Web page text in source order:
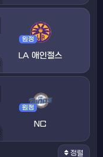
원정
LA 애인절스
원정
NC
정렬